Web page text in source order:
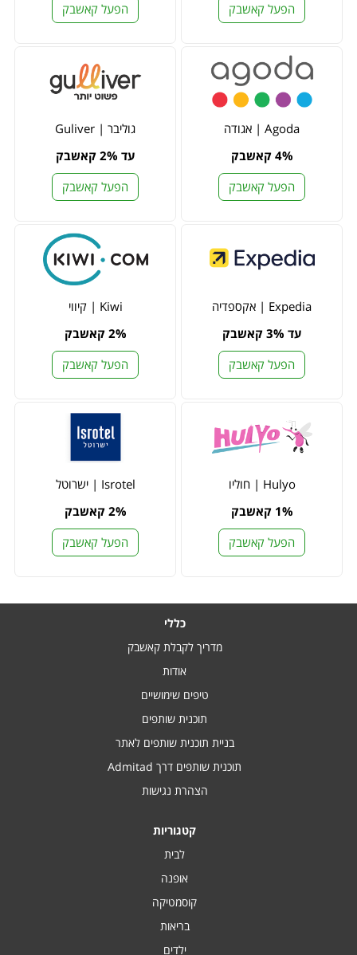
הפעל קאשבק
הפעל קאשבק
Agoda | אגודה
4% קאשבק
הפעל קאשבק
גוליבר | Guliver
עד 2% קאשבק
הפעל קאשבק
Expedia | אקספדיה
עד 3% קאשבק
הפעל קאשבק
Kiwi | קיווי
2% קאשבק
הפעל קאשבק
Hulyo | חוליו
1% קאשבק
הפעל קאשבק
Isrotel | ישרוטל
2% קאשבק
הפעל קאשבק
כללי
מדריך לקבלת קאשבק
אודות
טיפים שימושיים
תוכנית שותפים
בניית תוכנית שותפים לאתר
תוכנית שותפים דרך Admitad
הצהרת נגישות
קטגוריות
לבית
אופנה
קוסמטיקה
בריאות
ילדים